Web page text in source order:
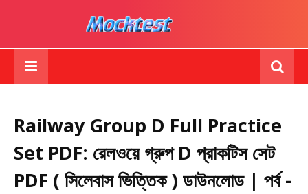
Railway Group D Full Practice
Set PDF: রেলওয়ে গ্রুপ D প্রাকটিস সেট
PDF ( সিলেবাস ভিত্তিক ) ডাউনলোড | পর্ব -